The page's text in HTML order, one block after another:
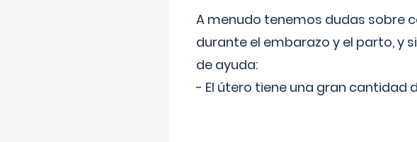
A menudo tenemos dudas sobre
durante el embarazo y el parto, y
de ayuda:
- El útero tiene una gran cantidad